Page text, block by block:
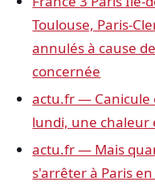
Toulouse, Paris-
annulés à cause
concernée
actu.fr — Canicule
lundi, une chaleur
actu.fr — Mais
s'arrêter à Paris